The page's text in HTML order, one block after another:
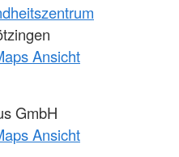
Ansicht
GmbH
Ansicht